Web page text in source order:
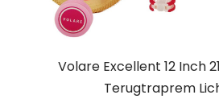
Volare Excellent 12 Inch
Terugtraprem